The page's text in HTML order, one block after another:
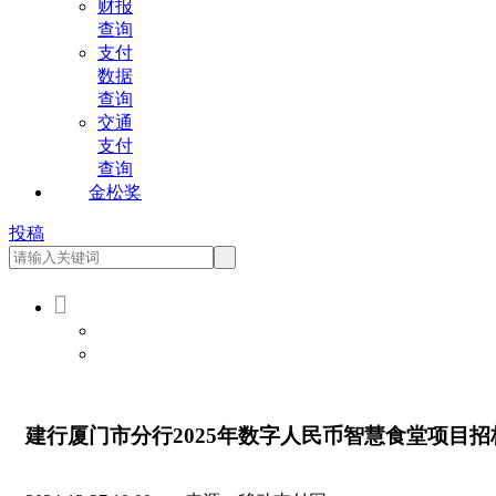
财报
查询
支付
数据
查询
交通
支付
查询
金松奖
投稿

建行厦门市分行2025年数字人民币智慧食堂项目招